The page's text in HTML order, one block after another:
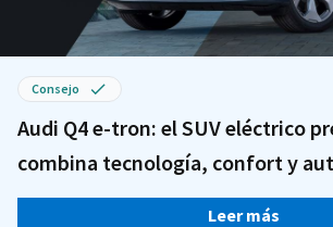
Consejo
Audi Q4 e-tron: el SUV eléctrico
combina tecnología, confort y
Leer más